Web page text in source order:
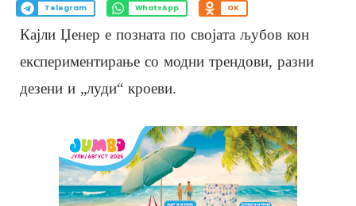
Telegram WhatsApp OK
Кајли Џенер е позната по својата љубов кон
експериментирање со модни трендови, разни
дезени и „луди“ кроеви.